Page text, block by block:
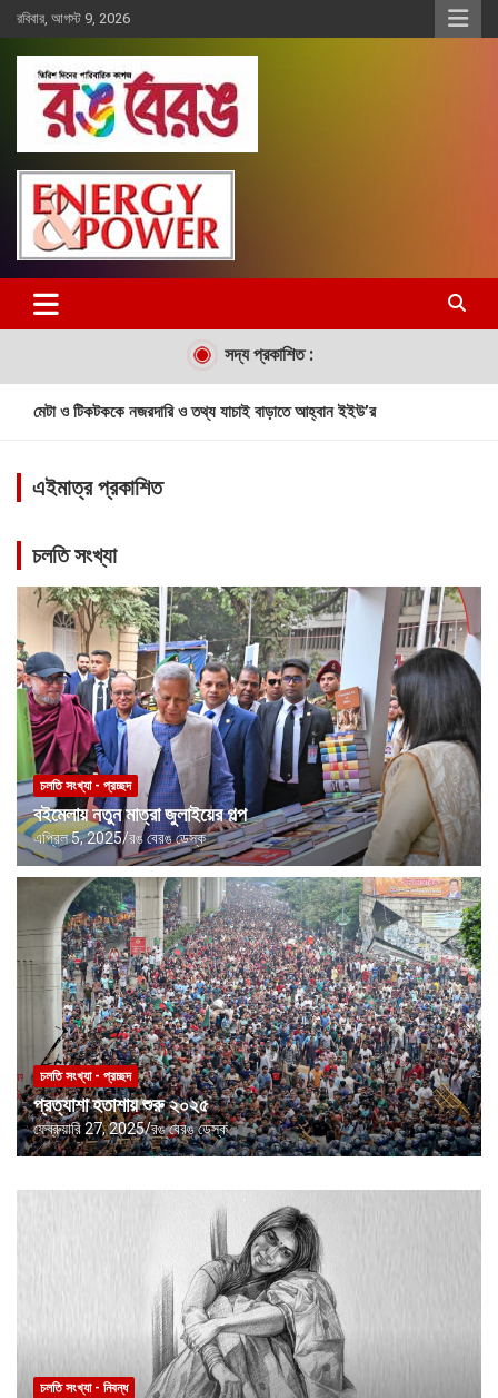
Skip
to
content
রবিবার, আগস্ট 9, 2026
রঙ বেরঙ
সদ্য প্রকাশিত :
মেটা ও টিকটককে নজরদারি ও তথ্য যাচাই বাড়াতে আহ্বান ইইউ’র
জুলাইয়ের উত্তরাধিকার প্রস্ফুটিত: বাংলাদেশের তরুণরা এগিয়ে আসছে নেতৃত্বে
এইমাত্র প্রকাশিত
চলতি সংখ্যা
চলতি সংখ্যা - প্রচ্ছদ
বইমেলায় নতুন মাত্রা জুলাইয়ের গল্প
এপ্রিল 5, 2025 রঙ বেরঙ ডেস্ক
চলতি সংখ্যা - প্রচ্ছদ
প্রত্যাশা হতাশায় শুরু ২০২৫
ফেব্রুয়ারি 27, 2025 রঙ বেরঙ ডেস্ক
চলতি সংখ্যা - নিবন্ধ